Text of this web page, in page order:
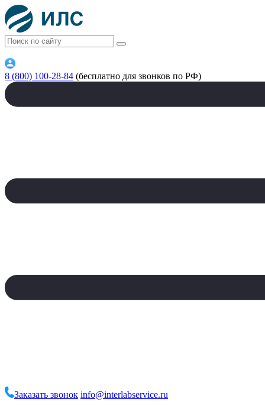
8 (800) 100-28-84 (бесплатно для звонков по РФ)
Заказать звонок info@interlabservice.ru